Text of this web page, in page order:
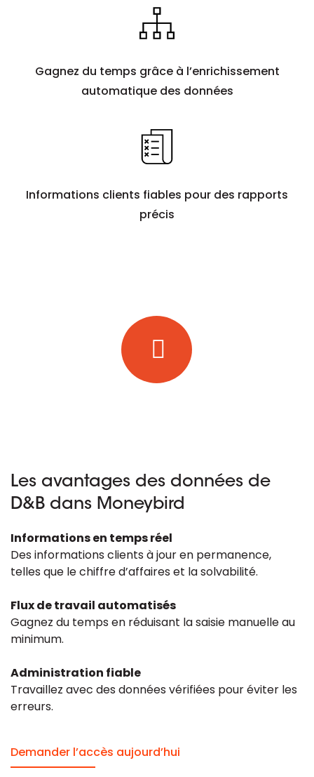
Gagnez du temps grâce à l’enrichissement
automatique des données
Informations clients fiables pour des rapports
précis
Les avantages des données de
D&B dans Moneybird
Informations en temps réel
Des informations clients à jour en permanence,
telles que le chiffre d’affaires et la solvabilité.
Flux de travail automatisés
Gagnez du temps en réduisant la saisie manuelle au
minimum.
Administration fiable
Travaillez avec des données vérifiées pour éviter les
erreurs.
Demander l’accès aujourd’hui